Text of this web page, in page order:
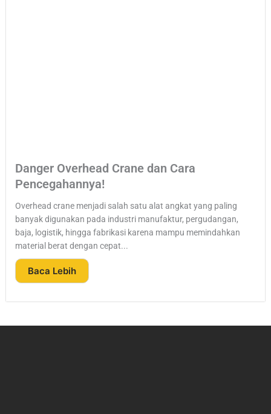
Danger Overhead Crane dan Cara
Pencegahannya!
Overhead crane menjadi salah satu alat angkat yang paling
banyak digunakan pada industri manufaktur, pergudangan,
baja, logistik, hingga fabrikasi karena mampu memindahkan
material berat dengan cepat...
Baca Lebih